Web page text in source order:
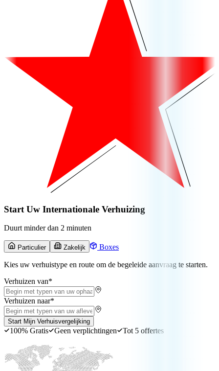
Start Uw Internationale Verhuizing
Duurt minder dan 2 minuten
Particulier Zakelijk Boxes
Kies uw verhuistype en route om de begeleide aanvraag te starten.
Verhuizen van*
Verhuizen naar*
Start Mijn Verhuisvergelijking
100% Gratis Geen verplichtingen Tot 5 offertes